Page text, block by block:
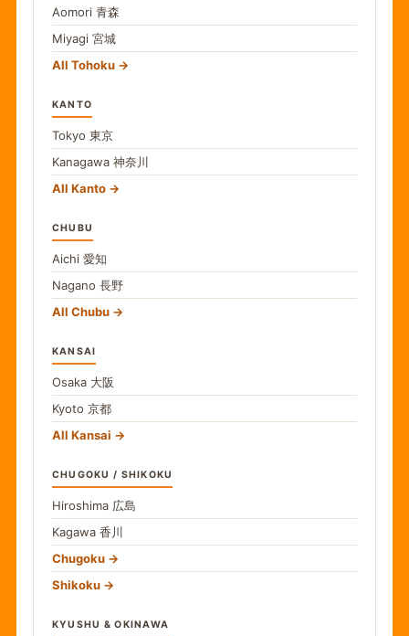
Aomori 青森
Miyagi 宮城
All Tohoku
KANTO
Tokyo 東京
Kanagawa 神奈川
All Kanto
CHUBU
Aichi 愛知
Nagano 長野
All Chubu
KANSAI
Osaka 大阪
Kyoto 京都
All Kansai
CHUGOKU / SHIKOKU
Hiroshima 広島
Kagawa 香川
Chugoku
Shikoku
KYUSHU & OKINAWA